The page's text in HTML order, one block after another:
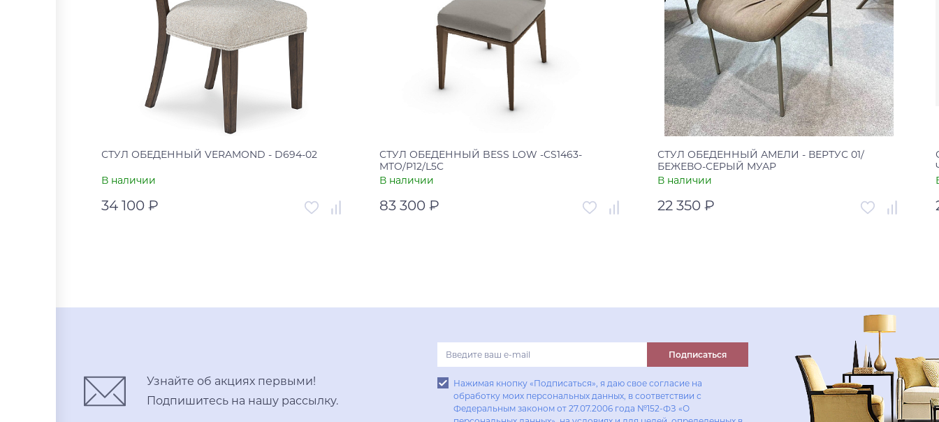
СТУЛ ОБЕДЕННЫЙ VERAMOND - D694-02
В наличии
34 100 ₽
Купить в один клик
СТУЛ ОБЕДЕННЫЙ BESS LOW -CS1463-
MTO/P12/L5C
В наличии
83 300 ₽
Купить в один клик
СТУЛ ОБЕДЕННЫЙ АМЕЛИ - ВЕРТУС 01/
БЕЖЕВО-СЕРЫЙ МУАР
В наличии
22 350 ₽
Купить в один клик
Узнайте об акциях первыми!
Подпишитесь на нашу рассылку.
Подписаться
Нажимая кнопку «Подписаться», я даю свое согласие на
обработку моих персональных данных, в соответствии с
Федеральным законом от 27.07.2006 года №152-ФЗ «О